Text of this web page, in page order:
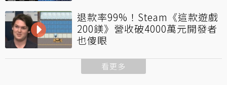
退款率99%！Steam《這款遊戲
200鎂》營收破4000萬元開發者
也傻眼
看更多